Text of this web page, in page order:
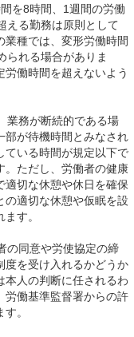
を8時間、1週間の労働
える勤務は原則として
種では、変形労働時間
られる場合がありま
働時間を超えないよう
業務が断続的である場
部が待機時間とみなされ
ている時間が規定以下で
。ただし、労働者の健康
適切な休憩や休日を確保
の適切な休憩や仮眠を設
す。
の同意や労使協定の締
度を受け入れるかどうか
本人の判断に任されるわ
労働基準監督署からの許
。